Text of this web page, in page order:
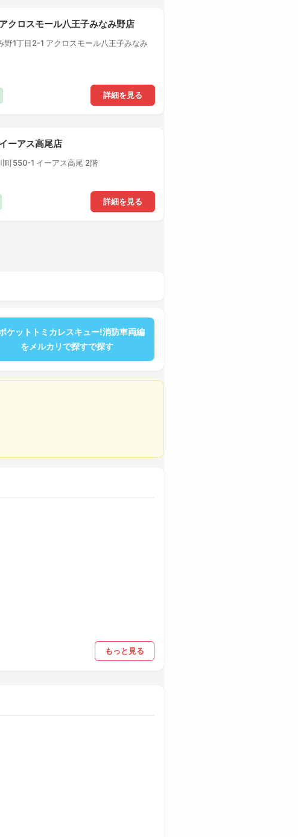
クロスモール八王子みなみ野店
野1丁目2-1 アクロスモール八王子みなみ
詳細を見る
ーアス高尾店
町550-1 イーアス高尾 2階
詳細を見る
ケットトミカレスキュー!消防車両編
をメルカリで探すで探す
もっと見る